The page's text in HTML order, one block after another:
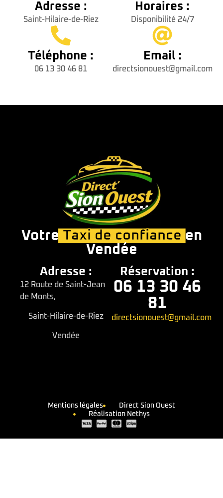
Adresse :
Saint-Hilaire-de-Riez
Horaires :
Disponibilité 24/7
Téléphone :
06 13 30 46 81
Email :
directsionouest@gmail.com
Votre Taxi de confiance en
Vendée
Adresse :
12 Route de Saint-Jean
de Monts,
Saint-Hilaire-de-Riez
Vendée
Réservation :
06 13 30 46
81
directsionouest@gmail.com
Mentions légales
Direct Sion Ouest
Réalisation Nethys